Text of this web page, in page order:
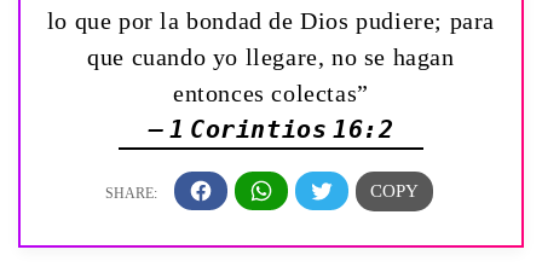
lo que por la bondad de Dios pudiere; para
que cuando yo llegare, no se hagan
entonces colectas”
— 1 Corintios 16:2